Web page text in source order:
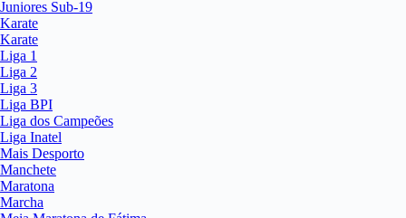
Juniores Sub-19
Karate
Karate
Liga 1
Liga 2
Liga 3
Liga BPI
Liga dos Campeões
Liga Inatel
Mais Desporto
Manchete
Maratona
Marcha